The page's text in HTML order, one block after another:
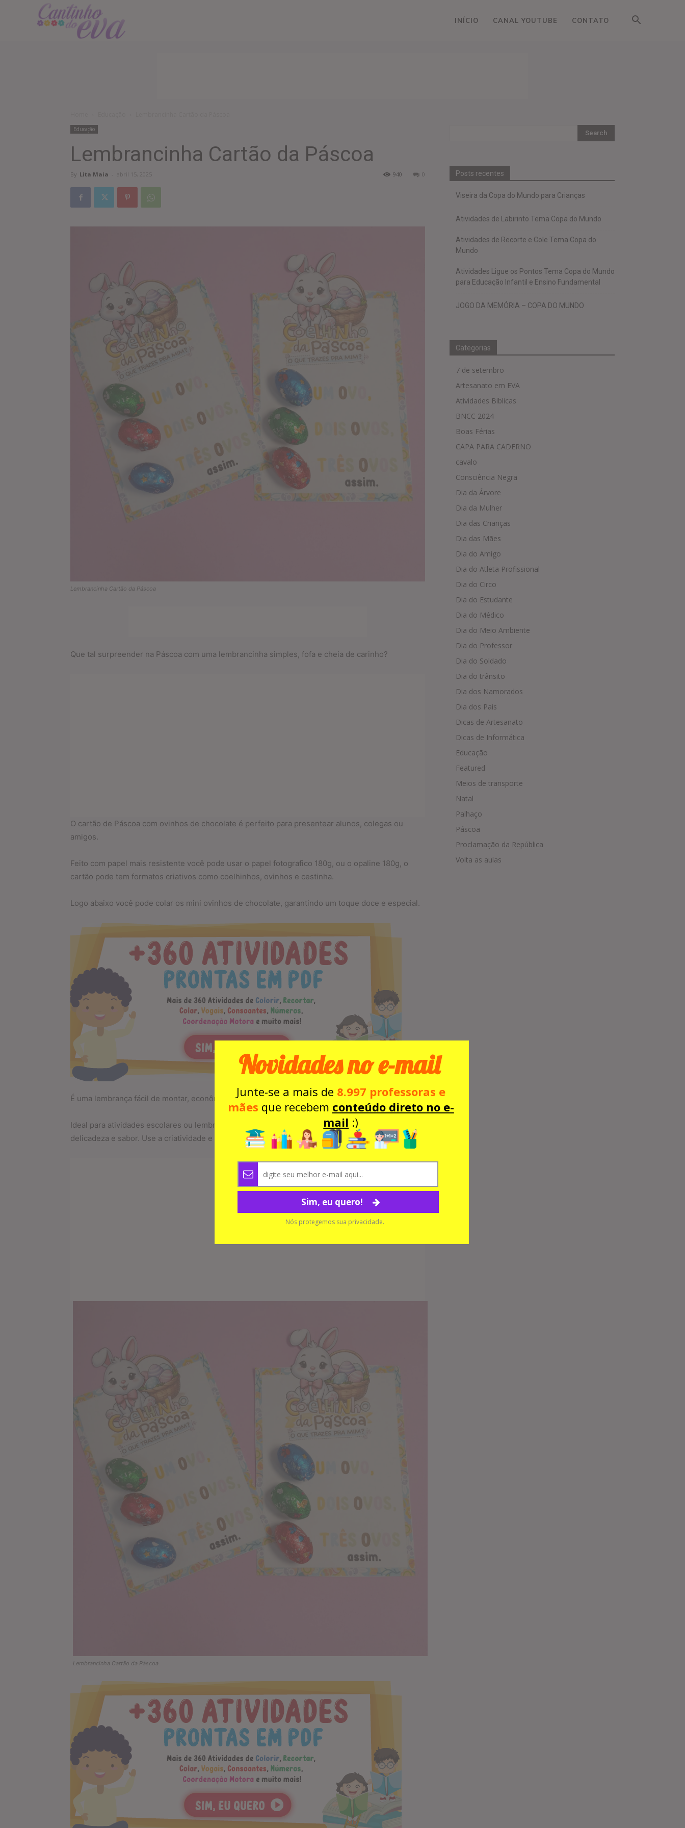
INÍCIO CANAL YOUTUBE CONTATO
Educação
Lembrancinha Cartão da Páscoa
By Lita Maia - abril 15, 2025 0
940
Lembrancinha Cartão da Páscoa
Que tal surpreender na Páscoa com uma lembrancinha simples, fofa e cheia de carinho?
O cartão de Páscoa com ovinhos de chocolate é perfeito para presentear alunos, colegas ou
amigos.
Feito com papel mais resistente você pode usar o papel fotografico 180g, ou o opaline 180g, o
cartão pode tem formatos criativos como coelhinhos, ovinhos e cestinha.
Logo abaixo você pode colar os mini ovinhos de chocolate, garantindo um toque doce e especial.
É uma lembrança fácil de montar, econômica e que transmite amor e dedicação.
Ideal para atividades escolares ou lembrancinhas de última hora, esse cartão encanta pela
delicadeza e sabor. Use a criatividade e espalhe alegria nessa Páscoa!
Lembrancinha Cartão da Páscoa
Posts recentes
Viseira da Copa do Mundo para Crianças
Atividades de Labirinto Tema Copa do Mundo
Atividades de Recorte e Cole Tema Copa do
Mundo
Atividades Ligue os Pontos Tema Copa do Mundo
para Educação Infantil e Ensino Fundamental
JOGO DA MEMÓRIA – COPA DO MUNDO
Categorias
7 de setembro
Artesanato em EVA
Atividades Biblicas
BNCC 2024
Boas Férias
CAPA PARA CADERNO
cavalo
Consciência Negra
Dia da Árvore
Dia da Mulher
Dia das Crianças
Dia das Mães
Dia do Amigo
Dia do Atleta Profissional
Dia do Circo
Dia do Estudante
Dia do Médico
Dia do Meio Ambiente
Dia do Professor
Dia do Soldado
Dia do trânsito
Dia dos Namorados
Dia dos Pais
Dicas de Artesanato
Dicas de Informática
Educação
Featured
Meios de transporte
Natal
Palhaço
Páscoa
Proclamação da República
Volta as aulas
Junte-se a mais de 8.997 professoras e
mães que recebem conteúdo direto no e-
mail :)
Sim, eu quero!
Novidades no e-mail
Nós protegemos sua privacidade.